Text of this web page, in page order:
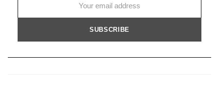
SUBSCRIBE